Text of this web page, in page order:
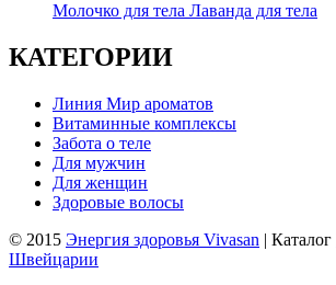
Молочко для тела Лаванда для тела
КАТЕГОРИИ
Линия Мир ароматов
Витаминные комплексы
Забота о теле
Для мужчин
Для женщин
Здоровые волосы
© 2015 Энергия здоровья Vivasan | Каталог
Швейцарии